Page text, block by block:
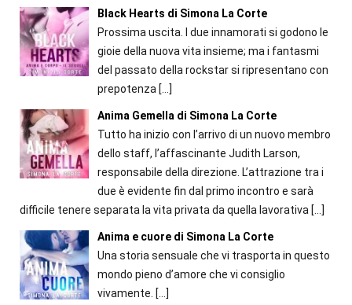
Black Hearts di Simona La Corte
Prossima uscita. I due innamorati si godono le
gioie della nuova vita insieme; ma i fantasmi
del passato della rockstar si ripresentano con
prepotenza […]
Anima Gemella di Simona La Corte
Tutto ha inizio con l’arrivo di un nuovo membro
dello staff, l’affascinante Judith Larson,
responsabile della direzione. L’attrazione tra i
due è evidente fin dal primo incontro e sarà
difficile tenere separata la vita privata da quella lavorativa […]
Anima e cuore di Simona La Corte
Una storia sensuale che vi trasporta in questo
mondo pieno d’amore che vi consiglio
vivamente. […]